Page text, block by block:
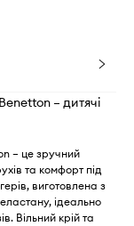
– дитячі
– це зручний
та комфорт під
виготовлена з
ідеально
Вільний крій та